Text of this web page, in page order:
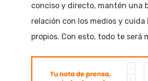
conciso y directo, mantén una
relación con los medios y cuida
propios. Con esto, todo te será